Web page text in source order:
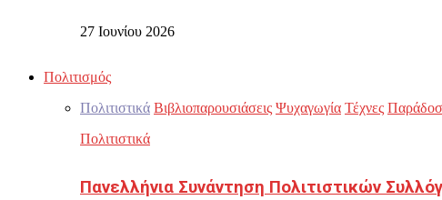
27 Ιουνίου 2026
Πολιτισμός
Πολιτιστικά Βιβλιοπαρουσιάσεις Ψυχαγωγία Τέχνες
Πολιτιστικά
Πανελλήνια Συνάντηση Πολιτιστικών